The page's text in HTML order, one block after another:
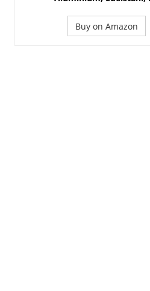
Buy on Amazon